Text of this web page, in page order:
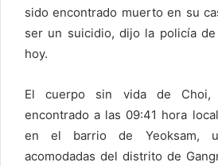
o
r
l
e
c
sido encontrado muerto en su
ser un suicidio, dijo la policía
hoy.
El cuerpo sin vida de
encontrado a las 09:41 hora
en el barrio de Yeoksam,
acomodadas del distrito de